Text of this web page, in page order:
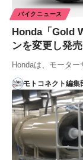
バイクニュース
Honda「Gold
ンを変更し発売
Hondaは、モーター
モトコネクト編集